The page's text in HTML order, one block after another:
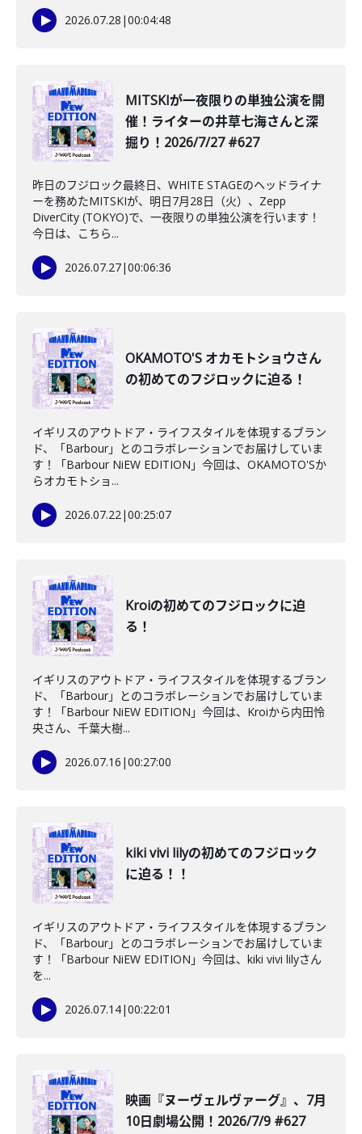
2026.07.28 |00:04:48
MITSKIが一夜限りの単独公演を開
催！ライターの井草七海さんと深
掘り！2026/7/27 #627
昨日のフジロック最終日、WHITE STAGEのヘッドライナ
ーを務めたMITSKIが、明日7月28日（火）、Zepp
DiverCity (TOKYO)で、一夜限りの単独公演を行います！
今日は、こちら...
2026.07.27|00:06:36
OKAMOTO'S オカモトショウさん
の初めてのフジロックに迫る！
イギリスのアウトドア・ライフスタイルを体現するブラン
ド、「Barbour」とのコラボレーションでお届けしていま
す！「Barbour NiEW EDITION」今回は、OKAMOTO'Sか
らオカモトショ...
2026.07.22|00:25:07
Kroiの初めてのフジロックに迫
る！
イギリスのアウトドア・ライフスタイルを体現するブラン
ド、「Barbour」とのコラボレーションでお届けしていま
す！「Barbour NiEW EDITION」今回は、Kroiから内田怜
央さん、千葉大樹...
2026.07.16 |00:27:00
kiki vivi lilyの初めてのフジロック
に迫る！！
イギリスのアウトドア・ライフスタイルを体現するブラン
ド、「Barbour」とのコラボレーションでお届けしていま
す！「Barbour NiEW EDITION」今回は、kiki vivi lilyさん
を...
2026.07.14|00:22:01
映画『ヌーヴェルヴァーグ』、7月
10日劇場公開！2026/7/9 #627